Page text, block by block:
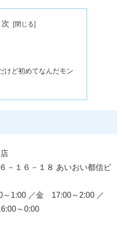
次
けど初めてなんだモン
－１６－１８ あいおい都信ビ
1:00 ／金 17:00～2:00 ／
～0:00